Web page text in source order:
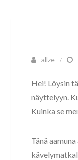
allze
Hei! Löysin
näyttelyyn.
Kuinka se
Tänä